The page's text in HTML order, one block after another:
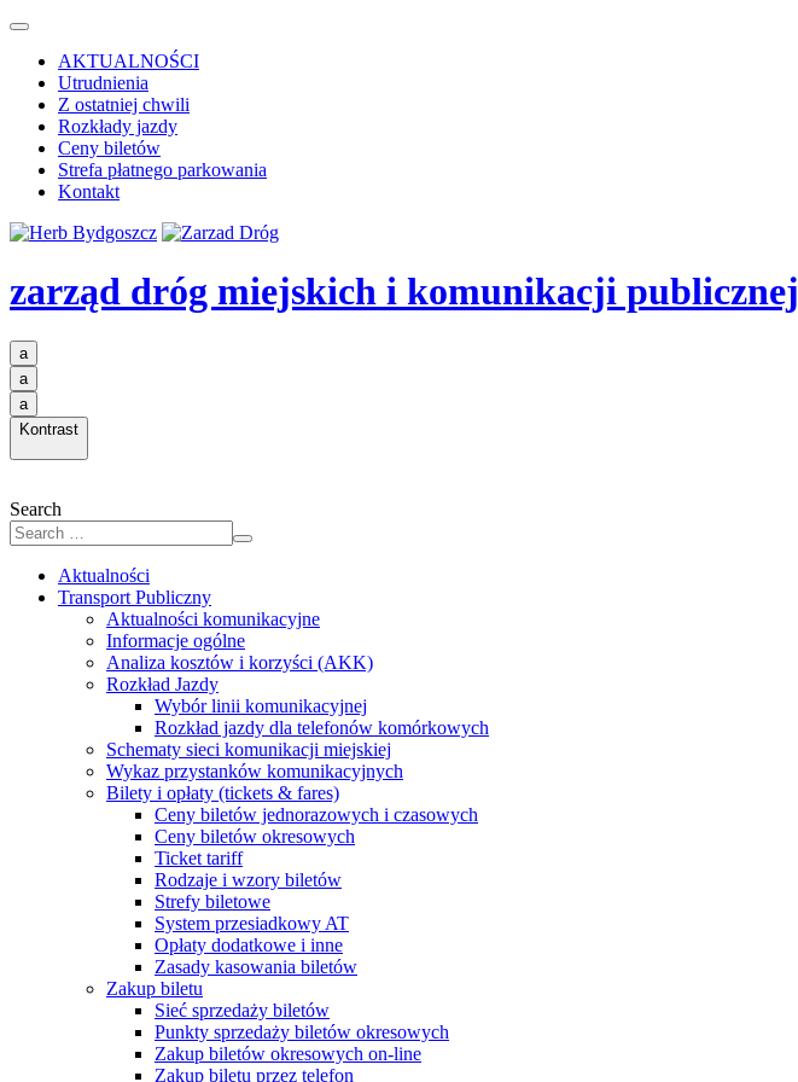
AKTUALNOŚCI
Utrudnienia
Z ostatniej chwili
Rozkłady jazdy
Ceny biletów
Strefa płatnego parkowania
Kontakt
zarząd dróg miejskich i komunikacji publicznej
a
a
a
Kontrast
Search
Aktualności
Transport Publiczny
Aktualności komunikacyjne
Informacje ogólne
Analiza kosztów i korzyści (AKK)
Rozkład Jazdy
Wybór linii komunikacyjnej
Rozkład jazdy dla telefonów komórkowych
Schematy sieci komunikacji miejskiej
Wykaz przystanków komunikacyjnych
Bilety i opłaty (tickets & fares)
Ceny biletów jednorazowych i czasowych
Ceny biletów okresowych
Ticket tariff
Rodzaje i wzory biletów
Strefy biletowe
System przesiadkowy AT
Opłaty dodatkowe i inne
Zasady kasowania biletów
Zakup biletu
Sieć sprzedaży biletów
Punkty sprzedaży biletów okresowych
Zakup biletów okresowych on-line
Zakup biletu przez telefon